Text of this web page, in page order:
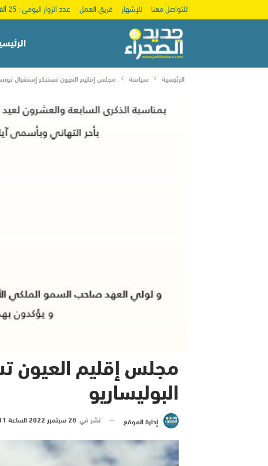
للتواصل معنا للإشهار فريق العمل عدد الزوار اليومي : 25 ألف
الرئيسية سياسة مجلس إقليم العيون تستنكر إستقبال
مجلس إقليم العيون
البوليساريو
إدارة الموقع نشر في 28 سبتمبر 2022 الساعة 11 و 13 دقيقة